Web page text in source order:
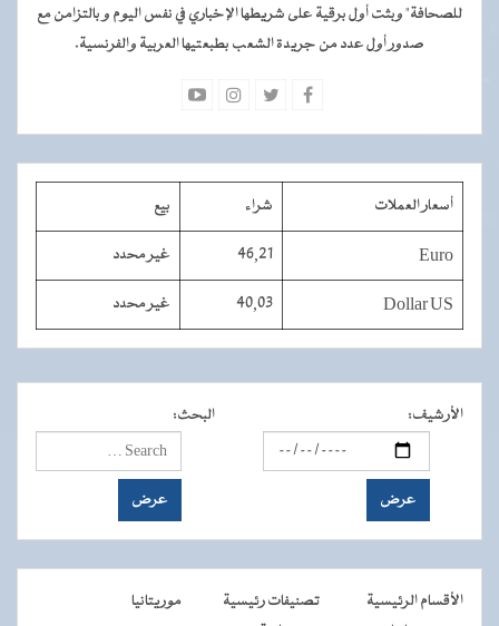
للصحافة" وبثت أول برقية على شريطها الإخباري في نفس اليوم و بالتزامن مع
صدور أول عدد من جريدة الشعب بطبعتيها العربية والفرنسية.
أسعار العملات شراء بيع
Euro
46,21 غير محدد
Dollar US
40,03 غير محدد
الأرشيف: البحث:
الأقسام الرئيسية تصنيفات رئيسية
موريتانيا